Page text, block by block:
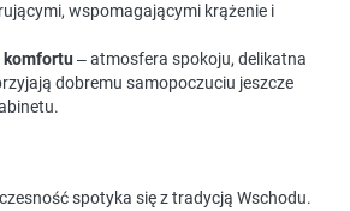
wspomagającymi krążenie i
komfortu – atmosfera spokoju, delikatna
dobremu samopoczuciu jeszcze
spotyka się z tradycją Wschodu.